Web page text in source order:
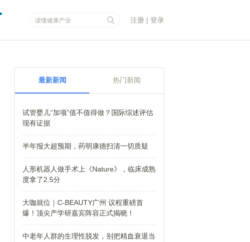
注册 | 登录
最新新闻 热门新闻
试管婴儿“加项”值不值得做？国际综述评估
现有证据
半年报大超预期，药明康德扫清一切质疑
人形机器人做手术上《Nature》，临床成熟
度拿了2.5分
大咖就位｜C-BEAUTY广州 议程重磅首
爆！顶尖产学研嘉宾阵容正式揭晓！
中老年人群的生理性脱发，别把精血衰退当